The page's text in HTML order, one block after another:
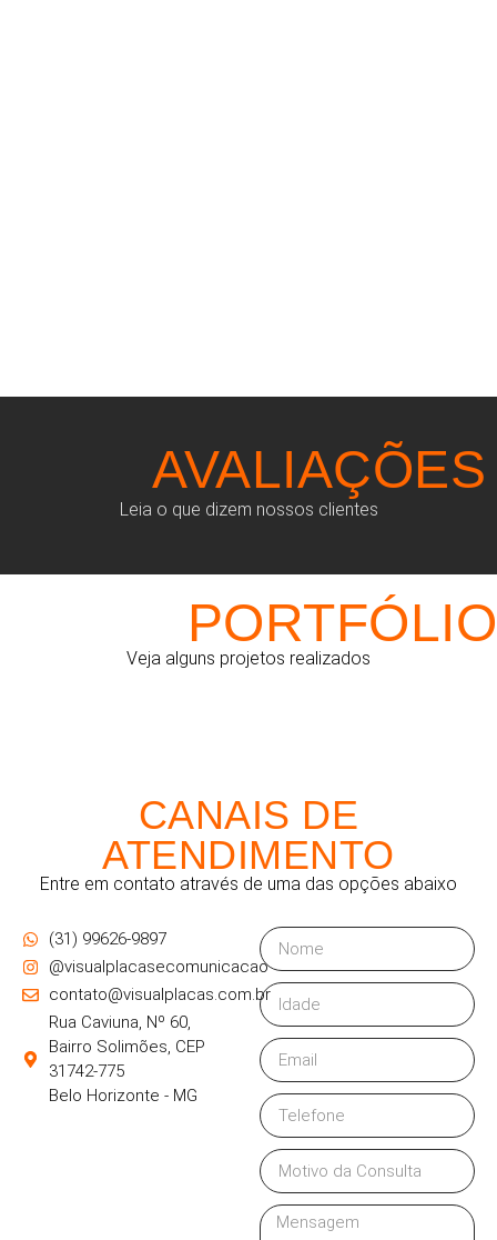
AVALIAÇÕES
Leia o que dizem nossos clientes
PORTFÓLIO
Veja alguns projetos realizados
CANAIS DE
ATENDIMENTO
Entre em contato através de uma das opções abaixo
(31) 99626-9897
@visualplacasecomunicacao
contato@visualplacas.com.br
Rua Caviuna, Nº 60,
Bairro Solimões, CEP
31742-775
Belo Horizonte - MG